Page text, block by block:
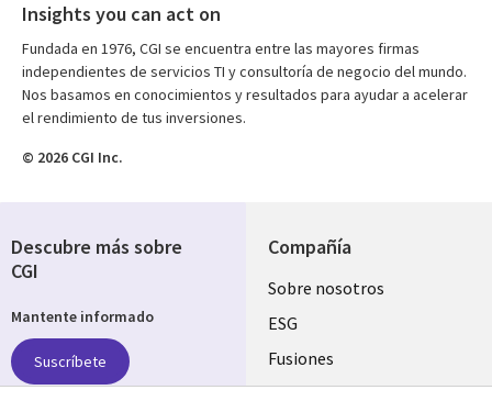
Insights you can act on
Fundada en 1976, CGI se encuentra entre las mayores firmas
independientes de servicios TI y consultoría de negocio del mundo.
Nos basamos en conocimientos y resultados para ayudar a acelerar
el rendimiento de tus inversiones.
© 2026 CGI Inc.
Compañía
Useful
links
COLOMBIA
Sobre nosotros
ESG
Fusiones
Inversores
Descubre más sobre
CGI
Mantente informado
Suscríbete